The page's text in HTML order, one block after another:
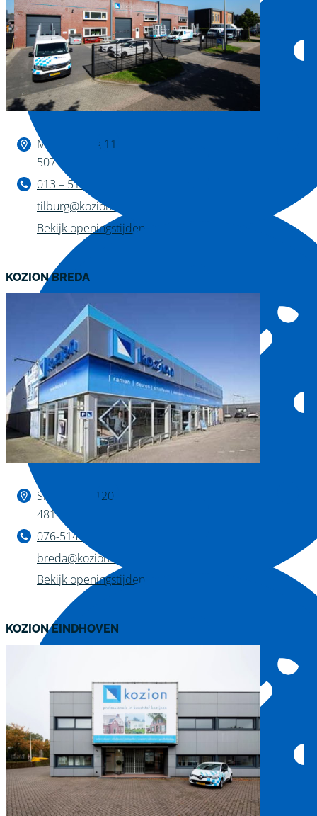
Binnen kijken?
Magazijnweg 11
5071 NW Udenhout
013 – 511 04 11
tilburg@kozion.nl
Bekijk openingstijden
KOZION BREDA
Binnen kijken?
Slingerweg 120
4814 AZ Breda
076-514 28 75
breda@kozion.nl
Bekijk openingstijden
KOZION EINDHOVEN